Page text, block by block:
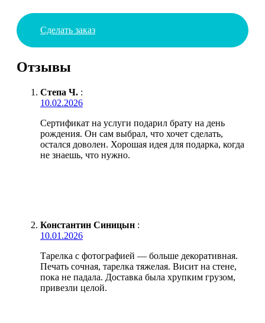
Сделать заказ
Отзывы
Степа Ч. :
10.02.2026
Сертификат на услуги подарил брату на день
рождения. Он сам выбрал, что хочет сделать,
остался доволен. Хорошая идея для подарка, когда
не знаешь, что нужно.
Константин Синицын :
10.01.2026
Тарелка с фотографией — больше декоративная.
Печать сочная, тарелка тяжелая. Висит на стене,
пока не падала. Доставка была хрупким грузом,
привезли целой.